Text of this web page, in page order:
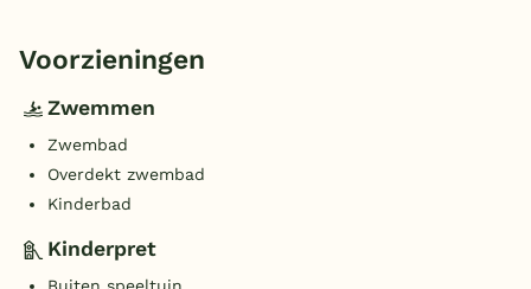
Voorzieningen
Zwemmen
Zwembad
Overdekt zwembad
Kinderbad
Kinderpret